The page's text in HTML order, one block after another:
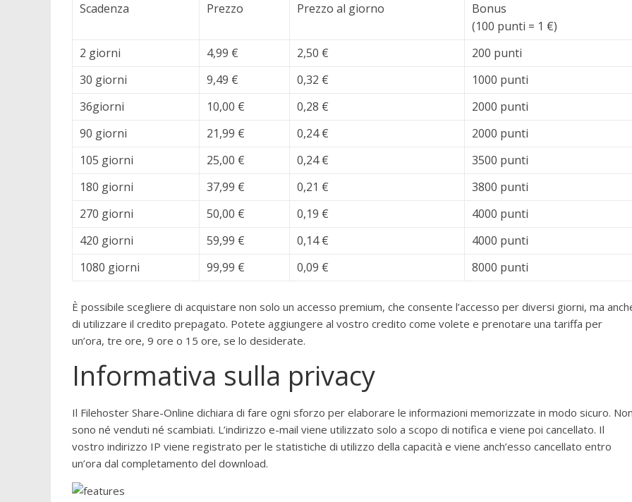
Scadenza Prezzo Prezzo al giorno
Bonus
(100 punti = 1 €)
2 giorni
4,99 € 2,50 €
200 punti
30 giorni
9,49 € 0,32 €
1000 punti
36giorni
10,00 € 0,28 €
2000 punti
90 giorni
21,99 € 0,24 €
2000 punti
105 giorni
25,00 € 0,24 €
3500 punti
180 giorni
37,99 € 0,21 €
3800 punti
270 giorni
50,00 € 0,19 €
4000 punti
420 giorni
59,99 € 0,14 €
4000 punti
1080 giorni
99,99 € 0,09 € 8000 punti
È possibile scegliere di acquistare non solo un accesso premium, che consente l’accesso per diversi giorni, ma
di utilizzare il credito prepagato. Potete aggiungere al vostro credito come volete e prenotare una tariffa per
un’ora, tre ore, 9 ore o 15 ore, se lo desiderate.
Informativa sulla privacy
Il Filehoster Share-Online dichiara di fare ogni sforzo per elaborare le informazioni memorizzate in modo sicuro.
sono né venduti né scambiati. L’indirizzo e-mail viene utilizzato solo a scopo di notifica e viene poi cancellato. Il
vostro indirizzo IP viene registrato per le statistiche di utilizzo della capacità e viene anch’esso cancellato entro
un’ora dal completamento del download.